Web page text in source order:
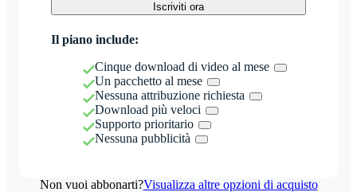
Iscriviti ora
Il piano include:
Cinque download di video al mese
Un pacchetto al mese
Nessuna attribuzione richiesta
Download più veloci
Supporto prioritario
Nessuna pubblicità
Non vuoi abbonarti?Visualizza altre opzioni di acquisto